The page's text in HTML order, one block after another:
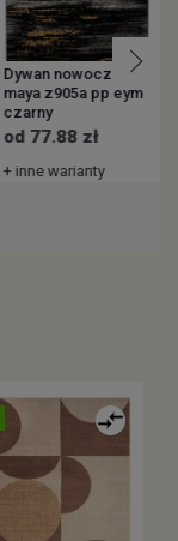
Dywan nowoczesny
maya z905a pp eym
czarny
od 77.88 zł
+ inne warianty